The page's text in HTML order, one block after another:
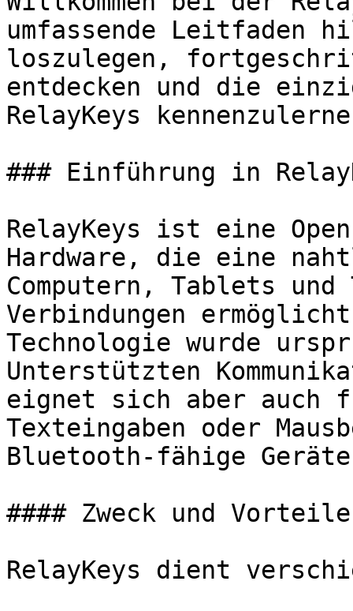
umfassende
loszulegen,
entdecken und die
RelayKeys
### Einführung in
RelayKeys ist eine
Hardware, die eine
Computern, Tablets
Verbindungen
Technologie wurde
Unterstützten
eignet sich aber auch
Texteingaben oder
Bluetooth-fähige
#### Zweck und Vorteile
RelayKeys dient